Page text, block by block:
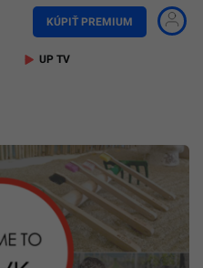
KÚPIŤ PREMIUM
UP TV